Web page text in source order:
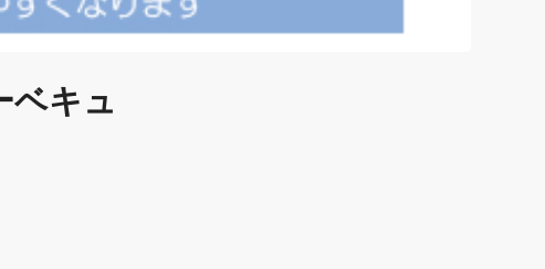
ベキュ